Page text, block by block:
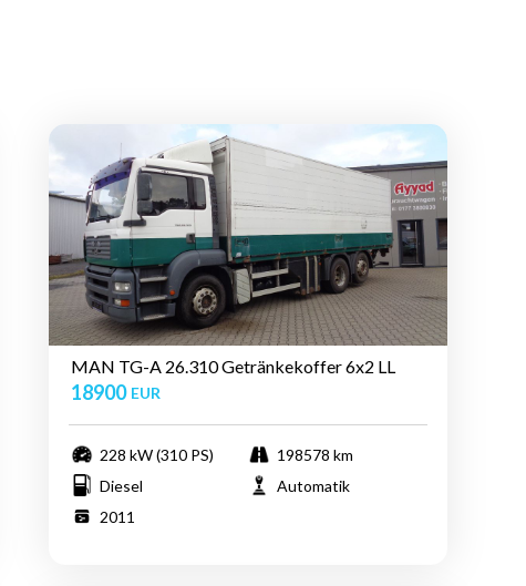
MAN TG-A 26.310 Getränkekoffer 6x2 LL
18900 EUR
228 kW (310 PS)
198578 km
Diesel
Automatik
2011